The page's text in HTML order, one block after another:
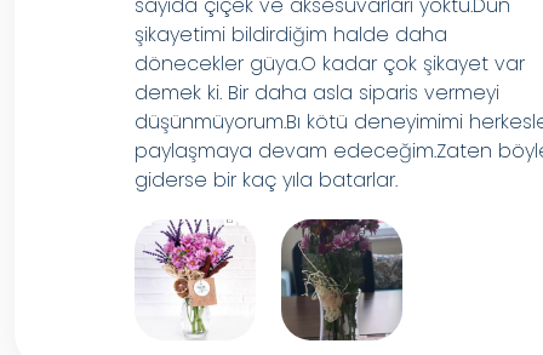
şikayetimi bildirdiğim halde daha
dönecekler güya.O kadar çok şikayet var
demek ki. Bir daha asla siparis vermeyi
düşünmüyorum.Bı kötü deneyimimi
paylaşmaya devam edeceğim.Zaten
giderse bir kaç yıla batarlar.